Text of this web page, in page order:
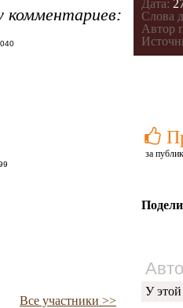
комментариев:
Все участники >>
Дата:
Слова
Автор
за
У